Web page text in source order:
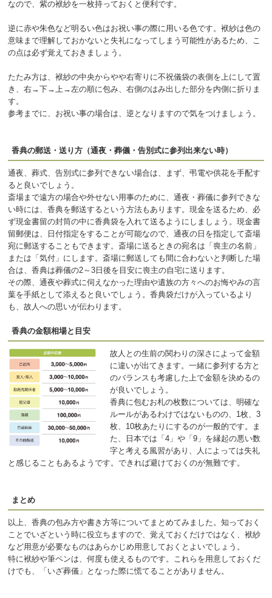
なので、紫の袱紗を一枚持っておくと便利です。
逆に赤や朱色など明るい色はお祝い事の際に用いる色です。袱紗は色の
意味まで理解しておかないと失礼になってしまう可能性があるため、こ
の点は必ず覚えておきましょう。
たたみ方は、袱紗の中央からやや右寄りに不祝儀袋の表側を上にして置
き、右→下→上→左の順に包み、右側のはみ出した部分を内側に折りま
す。
参考までに、お祝い事の場合は、逆となりますので気をつけましょう。
香典の郵送・送り方（通夜・葬儀・告別式に参列出来ない時）
通夜、葬式、告別式に参列できない場合は、まず、弔電や供花を手配す
ると良いでしょう。
斎場まで遠方の場合や外せない用事のために、通夜・葬儀に参列できな
い時には、香典を郵送するという方法もあります。現金を送るため、必
ず現金書留の封筒の中に香典袋を入れて送るようにしましょう。現金書
留郵便は、日付指定をすることが可能なので、通夜の日を指定して斎場
宛に郵送することもできます。斎場に送るときの宛名は「喪主の名前」
または「気付」にします。斎場に郵送しても間に合わないと判断した場
合は、香典は葬儀の2～3日後を目安に喪主の自宅に送ります。
その際、通夜や葬式に伺えなかった理由や遺族の方々へのお悔やみの言
葉を手紙として添えると良いでしょう。香典袋だけが入っているより
も、故人への思いが伝わります。
香典の金額相場と目安
故人との生前の関わりの深さによって金額
に違いが出てきます。一緒に参列する方と
のバランスも考慮した上で金額を決めるの
が良いでしょう。
香典に包むお札の枚数については、明確な
ルールがあるわけではないものの、1枚、3
枚、10枚あたりにするのが一般的です。ま
た、日本では「4」や「9」を縁起の悪い数
字と考える風習があり、人によっては失礼
と感じることもあるようです。できれば避けておくのが無難です。
まとめ
以上、香典の包み方や書き方等についてまとめてみました。知っておく
ことでいざという時に役立ちますので、覚えておくだけではなく、袱紗
など用意が必要なものはあらかじめ用意しておくとよいでしょう。
特に袱紗や筆ペンは、何度も使えるものです。これらを用意しておくだ
けでも、「いざ葬儀」となった際に慌てることがありません。